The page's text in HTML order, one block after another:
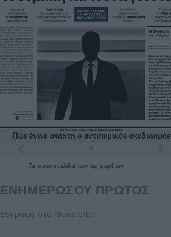
Τα πρωτοσέλιδατων εφημερίδων
ΕΝΗΜΕΡΩΣΟΥ ΠΡΩΤΟΣ
Εγγραφή στο Newsletter